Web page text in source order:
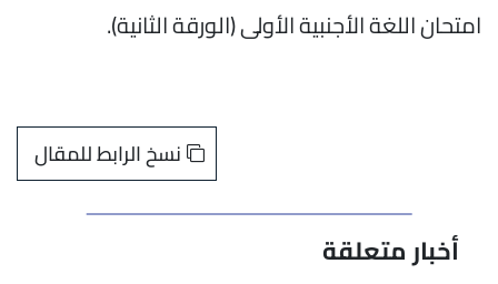
امتحان اللغة الأجنبية الأولى (الورقة الثانية).
نسخ الرابط للمقال
أخبار متعلقة